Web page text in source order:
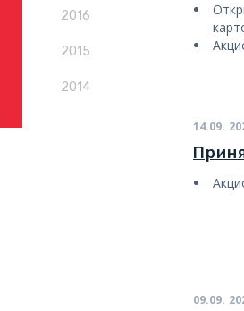
2016
2015
2014
14.09.
09.09.